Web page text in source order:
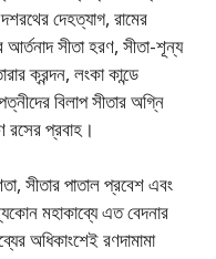
দেহত্যাগ, রামের
আর্তনাদ সীতা হরণ, সীতা-শূন্য
ক্রন্দন, লংকা কান্ডে
বিলাপ সীতার অগ্নি
প্রবাহ।
সীতার পাতাল প্রবেশ এবং
মহাকাব্যে এত বেদনার
অধিকাংশেই রণদামামা